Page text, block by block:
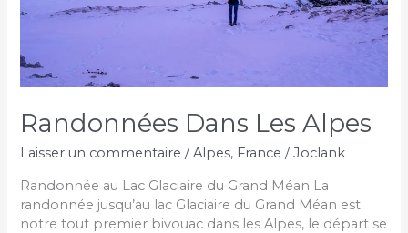
Randonnées Dans Les Alpes
Laisser un commentaire /Alpes, France /Joclank
Randonnée au Lac Glaciaire du Grand Méan La
randonnée jusqu’au lac Glaciaire du Grand Méan est
notre tout premier bivouac dans les Alpes, le départ se